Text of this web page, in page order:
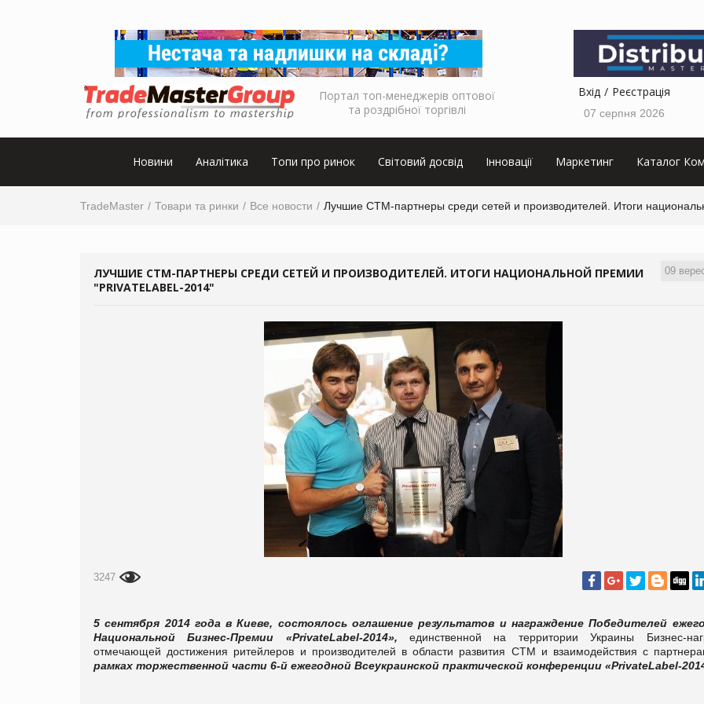
Портал топ-менеджерів оптової
та роздрібної торгівлі
Вхід Реєстрація
07 серпня 2026
Новини Аналітика Топи про ринок Світовий досвід Інновації Маркетинг Каталог
TradeMaster Товари та ринки Все новости Лучшие СТМ-партнеры среди сетей и производителей. Итоги
09
ЛУЧШИЕ СТМ-ПАРТНЕРЫ СРЕДИ СЕТЕЙ И ПРОИЗВОДИТЕЛЕЙ. ИТОГИ НАЦИОНАЛЬНОЙ ПРЕМИИ
"PRIVATELABEL-2014"
3247
5 сентября 2014 года в Киеве, состоялось оглашение результатов и награждение Победителей
Национальной Бизнес-Премии «PrivateLabel-2014»,единственной на территории Украины Бизнес-
отмечающей достижения ритейлеров и производителей в области развития СТМ и взаимодействия с
рамках торжественной части 6-й ежегодной Всеукраинской практической конференции «PrivateLabel-